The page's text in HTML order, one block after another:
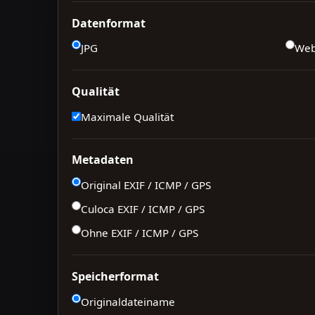
Datenformat
JPG
Qualität
Maximale Qualität
Metadaten
Original EXIF / ICMP / GPS
Culoca EXIF / ICMP / GPS
Ohne EXIF / ICMP / GPS
Speicherformat
Originaldateiname